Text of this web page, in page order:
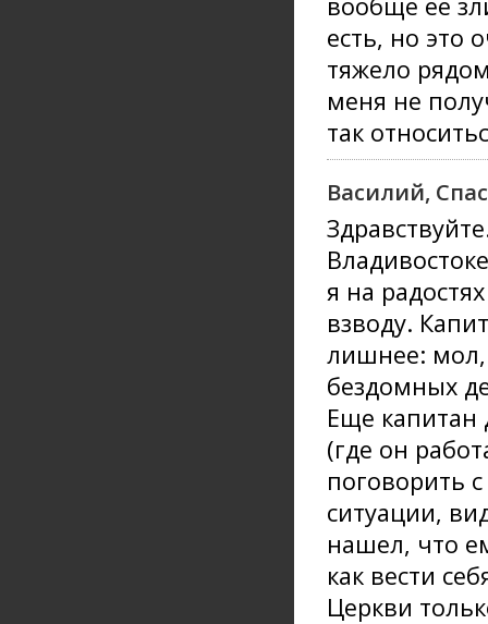
есть, но это
тяжело
меня не
так
Василий,
я на
взводу.
лишнее: мол,
бездомных
Еще капитан
(где он
поговорить
ситуации,
нашел, что
как вести
Церкви